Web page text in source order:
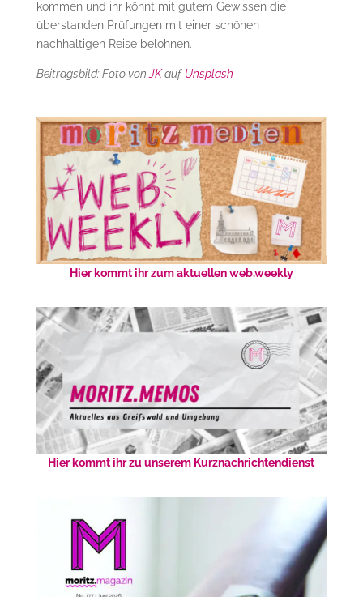
kommen und ihr könnt mit gutem Gewissen die
überstanden Prüfungen mit einer schönen
nachhaltigen Reise belohnen.
Beitragsbild: Foto von JKauf Unsplash
Hier kommt ihr zum aktuellen web.weekly
Hier kommt ihr zu unserem Kurznachrichtendienst